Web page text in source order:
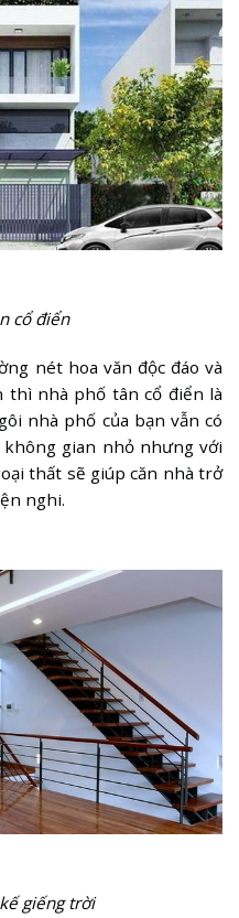
cổ điển
nét hoa văn độc đáo và
thì nhà phố tân cổ điển là
nhà phố của bạn vẫn có
gian nhỏ nhưng với
thất sẽ giúp căn nhà trở
nghi.
giếng trời